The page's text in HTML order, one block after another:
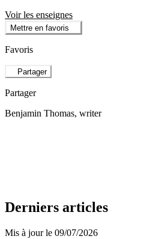
Voir les enseignes
Mettre en favoris
Favoris
Partager
Partager
Benjamin Thomas, writer
Derniers articles
Mis à jour le 09/07/2026